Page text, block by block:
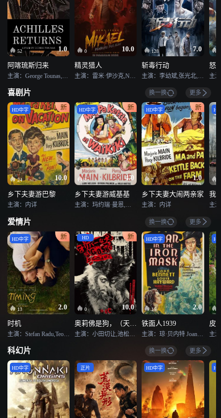
52 1.0
阿喀琉斯归来
主演：George Tounas,Jannis Sky,C. Dan,Kristina Lafser,鲁迪·莱德贝特
0 10.0
精灵猎人
主演：雷米·伊沙克,Norreen Iman,吕杨,Alicia Amin
128 7.0
斩毒行动
主演：李幼斌,张光北,李雨桐
怒
喜剧片 换一换 更多
24 10.0
HD中字
乡下夫妻游巴黎
主演：内详
8 4.0
HD中字
乡下夫妻游威基基
主演：玛约瑞·曼恩,珀西·基尔布莱德,洛丽·纳尔逊,Byron Palmer,Hilo Hattie,罗素·约翰逊
7 1.0
HD中字
乡下夫妻大闹两亲家
主演：内详
我
爱情片 换一换 更多
13 2.0
HD中字
时机
0 10.0
HD
15 2.0
HD中字
铁面人1939 皮
科幻片 换一换 更多
HD中字 正片 HD中字